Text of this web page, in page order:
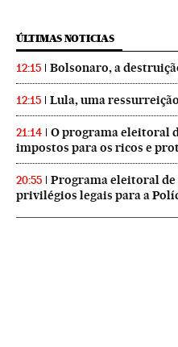
ÚLTIMAS NOTICIAS
12:15 Bolsonaro, a
12:15 Lula, uma ressurreição
21:14
O programa eleitoral
impostos para os ricos e
20:55
Programa eleitoral
privilégios legais para a